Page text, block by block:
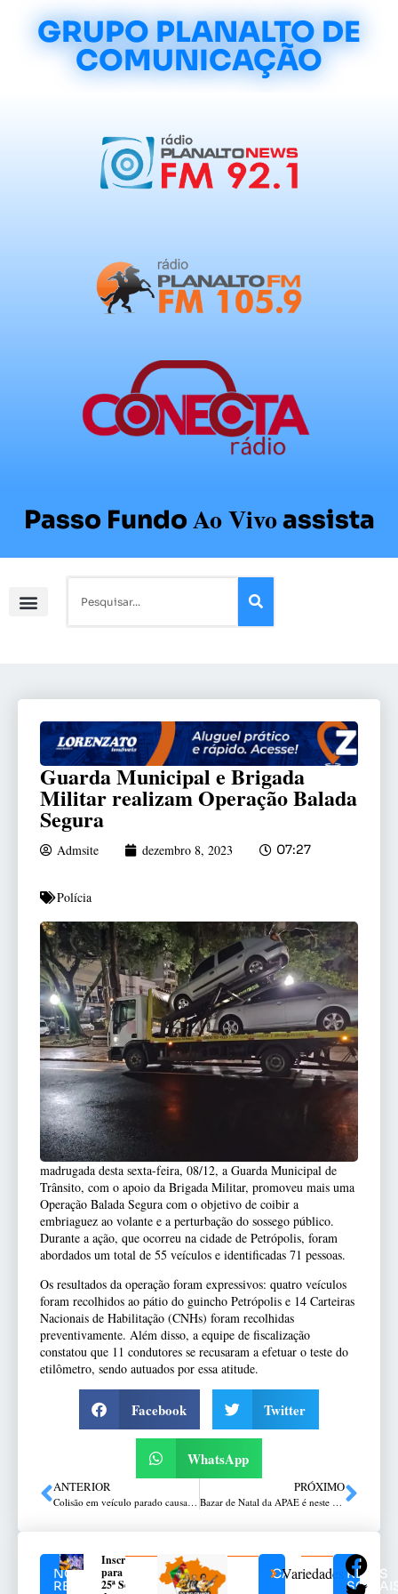
GRUPO PLANALTO DE
COMUNICAÇÃO
Passo FundoAo Vivoassista
Guarda Municipal e Brigada
Militar realizam Operação Balada
Segura
Admsite dezembro 8, 2023 07:27
Polícia
madrugada desta sexta-feira, 08/12, a Guarda Municipal de
Trânsito, com o apoio da Brigada Militar, promoveu mais uma
Operação Balada Segura com o objetivo de coibir a
embriaguez ao volante e a perturbação do sossego público.
Durante a ação, que ocorreu na cidade de Petrópolis, foram
abordados um total de 55 veículos e identificadas 71 pessoas.
Os resultados da operação foram expressivos: quatro veículos
foram recolhidos ao pátio do guincho Petrópolis e 14 Carteiras
Nacionais de Habilitação (CNHs) foram recolhidas
preventivamente. Além disso, a equipe de fiscalização
constatou que 11 condutores se recusaram a efetuar o teste do
etilômetro, sendo autuados por essa atitude.
Facebook Twitter
WhatsApp
ANTERIOR
Colisão em veículo parado causa capotamento na Petrópolis
PRÓXIMO
Bazar de Natal da APAE é neste sábado
NOTÍCIAS
RELACIONADAS
Inscrições
para a
25ª Seara
CATEGORIAS
Variedades REDES